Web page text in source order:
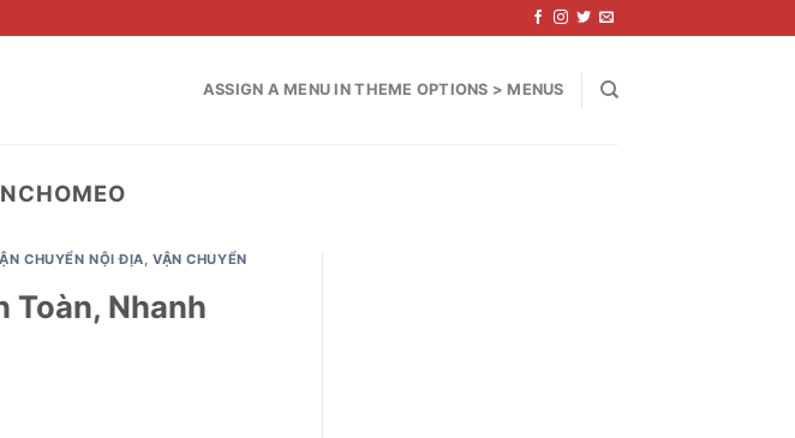
ASSIGN A MENU IN THEME OPTIONS > MENUS
CHUYỂN NỘI ĐỊA,VẬN CHUYỂN
Toàn, Nhanh